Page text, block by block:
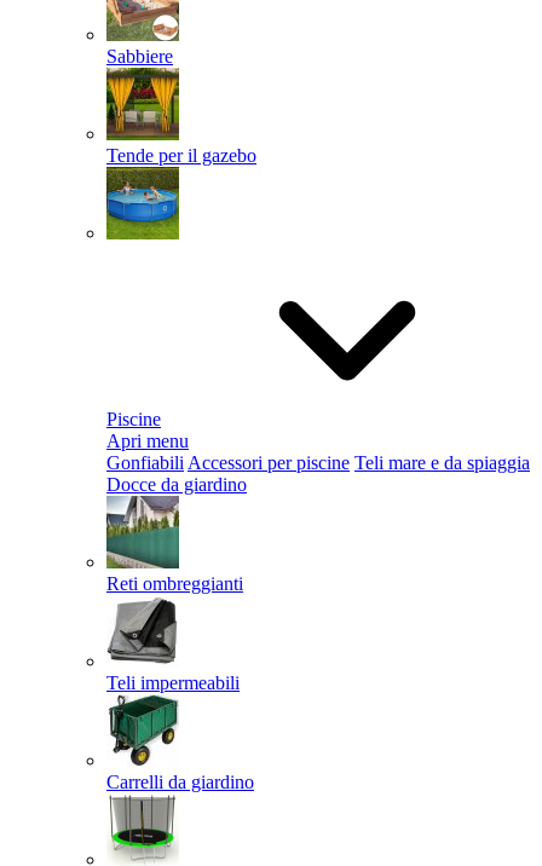
Sabbiere
Tende per il gazebo
Piscine
Apri menu
Gonfiabili Accessori per piscine Teli mare e da spiaggia
Docce da giardino
Reti ombreggianti
Teli impermeabili
Carrelli da giardino